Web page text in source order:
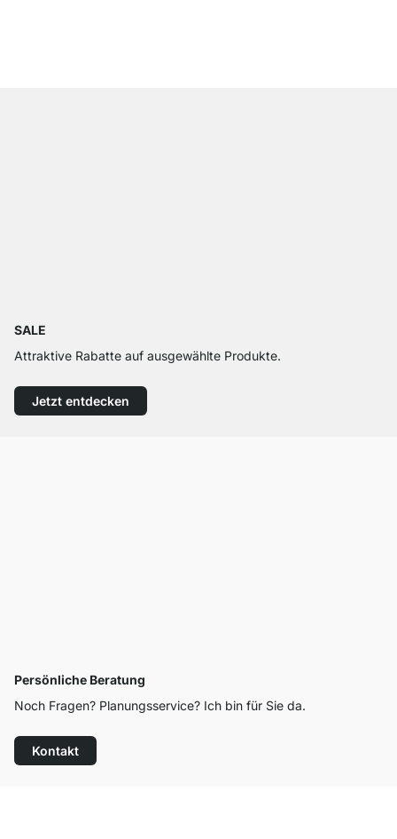
SALE
Attraktive Rabatte auf ausgewählte Produkte.
Jetzt entdecken
Persönliche Beratung
Noch Fragen? Planungsservice? Ich bin für Sie da.
Kontakt